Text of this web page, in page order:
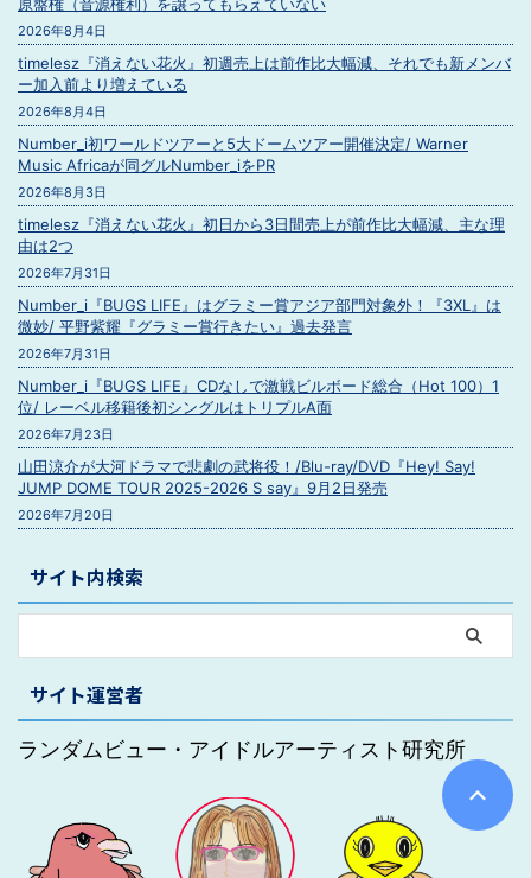
2026年8月4日
timelesz『消えない花火』初週売上は前作比大幅減、それでも新メンバ
ー加入前より増えている
2026年8月4日
Number_i初ワールドツアーと5大ドームツアー開催決定/ Warner
Music Africaが同グルNumber_iをPR
2026年8月3日
timelesz『消えない花火』初日から3日間売上が前作比大幅減、主な理
由は2つ
2026年7月31日
Number_i『BUGS LIFE』はグラミー賞アジア部門対象外！『3XL』は
微妙/ 平野紫耀『グラミー賞行きたい』過去発言
2026年7月31日
Number_i『BUGS LIFE』CDなしで激戦ビルボード総合（Hot 100）1
位/ レーベル移籍後初シングルはトリプルA面
2026年7月23日
山田涼介が大河ドラマで悲劇の武将役！/Blu-ray/DVD『Hey! Say!
JUMP DOME TOUR 2025-2026 S say』9月2日発売
2026年7月20日
サイト内検索
サイト運営者
ランダムビュー・アイドルアーティスト研究所